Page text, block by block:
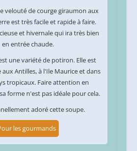
velouté de courge giraumon aux
est très facile et rapide à faire.
et hivernale qui ira très bien
en entrée chaude.
une variété de potiron. Elle est
Antilles, à l'Ile Maurice et dans
tropicaux. Faire attention en
forme n'est pas idéale pour cela.
adoré cette soupe.
les gourmands